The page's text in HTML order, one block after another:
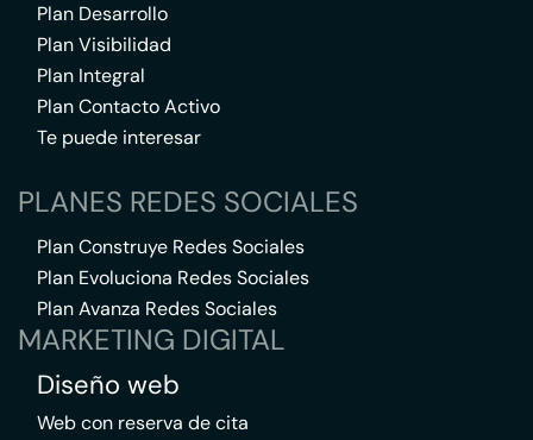
Plan Desarrollo
Plan Visibilidad
Plan Integral
Plan Contacto Activo
Te puede interesar
PLANES REDES SOCIALES
Plan Construye Redes Sociales
Plan Evoluciona Redes Sociales
Plan Avanza Redes Sociales
MARKETING DIGITAL
Diseño web
Web con reserva de cita